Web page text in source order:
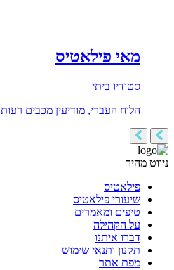
מאי פילאטיס
סטודיו ביתי
הלוח העברי, מודיעין מכבים רעות
ניווט מהיר
פילאטיס
שיעורי פילאטיס
טיפים ומאמרים
על הקהילה
דברו איתנו
תקנון ותנאי שימוש
מפת אתר